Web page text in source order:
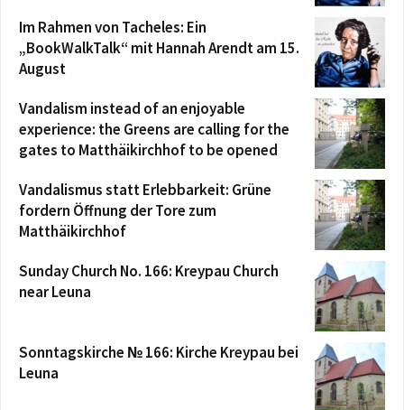
Im Rahmen von Tacheles: Ein
„BookWalkTalk“ mit Hannah Arendt am 15.
August
Vandalism instead of an enjoyable
experience: the Greens are calling for the
gates to Matthäikirchhof to be opened
Vandalismus statt Erlebbarkeit: Grüne
fordern Öffnung der Tore zum
Matthäikirchhof
Sunday Church No. 166: Kreypau Church
near Leuna
Sonntagskirche № 166: Kirche Kreypau bei
Leuna